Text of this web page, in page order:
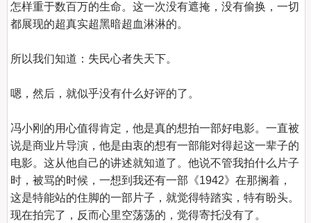
怎样重于数百万的生命。这一次没有遮掩，没有偷换，一切
都展现的超真实超黑暗超血淋淋的。
所以我们知道：失民心者失天下。
嗯，然后，就似乎没有什么好评的了。
冯小刚的用心值得肯定，他是真的想拍一部好电影。一直被
说是商业片导演，他是由衷的想有一部能对得起这一辈子的
电影。这从他自己的讲述就知道了。他说不管我拍什么片子
时，被骂的时候，一想到我还有一部《1942》在那搁着，
这是特能站的住脚的一部片子，就觉得特踏实，特有盼头。
现在拍完了，反而心里空荡荡的，觉得寄托没有了。